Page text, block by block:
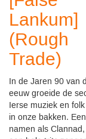
Lankum]
(Rough
Trade)
In de Jaren 90 van
eeuw groeide de
Ierse muziek en
in onze bakken.
namen als